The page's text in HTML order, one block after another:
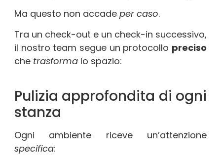
Ma questo non accade per caso.
Tra un check-out e un check-in successivo,
il nostro team segue un protocollo preciso
che trasforma lo spazio:
Pulizia approfondita di ogni
stanza
Ogni ambiente riceve un’attenzione
specifica: